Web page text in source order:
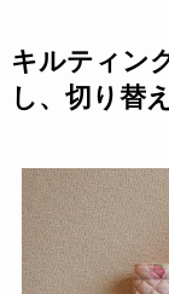
キルティン
し、切り替